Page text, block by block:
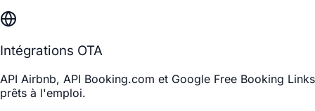
Intégrations OTA
API Airbnb, API Booking.com et Google Free Booking Links
prêts à l'emploi.